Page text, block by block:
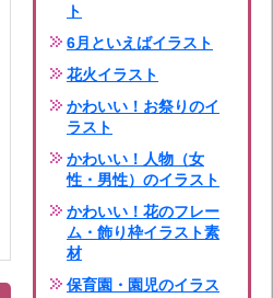
ト
6月といえばイラスト
花火イラスト
かわいい！お祭りのイ
ラスト
かわいい！人物（女
性・男性）のイラスト
かわいい！花のフレー
ム・飾り枠イラスト素
材
保育園・園児のイラス